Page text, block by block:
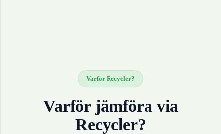
Varför Recycler?
Varför jämföra via
Recycler?